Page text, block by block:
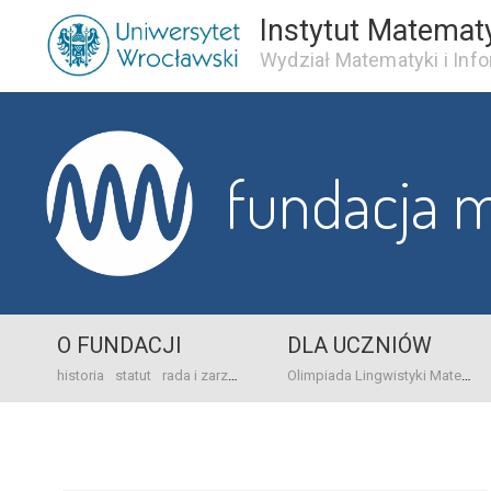
Instytut
Wydział Matematyki i
fundacja
O FUNDACJI
historia statut rada i zarząd dane bankowo-adresowe kontakt
DLA UCZNIÓW
Olimpiada Lingwistyki Matematycznej